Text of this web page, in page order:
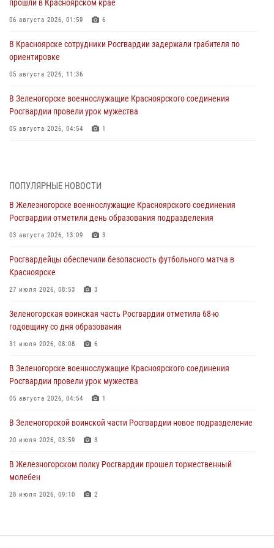
прошли в Красноярском крае
06 августа 2026, 01:59 6
В Красноярске сотрудники Росгвардии задержали грабителя по
ориентировке
05 августа 2026, 11:36
В Зеленогорске военнослужащие Красноярского соединения
Росгвардии провели урок мужества
05 августа 2026, 04:54 1
05 августа 2026, 04:52 1
В Красноярске сотрудники вневедомственной охраны Росгвардии
задержали подозреваемого в серии краж из гипермаркета
04 августа 2026, 09:57
Сотрудники Росгвардии обеспечили общественный порядок во
время проведения экстремального заплыва в Дудинке
04 августа 2026, 08:36
В Красноярске сотрудники Росгвардии задержали подозреваемого
в серии краж из супермаркета
04 августа 2026, 06:50
Военнослужащие Красноярского соединения Росгвардии
познакомили отдыхающих детей с тонкостями РХБ защиты
03 августа 2026, 13:12 2
ПОПУЛЯРНЫЕ НОВОСТИ
В Железногорске военнослужащие Красноярского соединения
Росгвардии отметили день образования подразделения
03 августа 2026, 13:09 3
Росгвардейцы обеспечили безопасность футбольного матча в
Красноярске
27 июля 2026, 08:53 3
Зеленогорская воинская часть Росгвардии отметила 68-ю
годовщину со дня образования
31 июля 2026, 08:08 6
В Зеленогорске военнослужащие Красноярского соединения
Росгвардии провели урок мужества
05 августа 2026, 04:54 1
В Зеленогорской воинской части Росгвардии новое подразделение
20 июля 2026, 03:59 3
В Железногорском полку Росгвардии прошел торжественный
молебен
28 июля 2026, 09:10 2
10 июля 2026, 06:18 4